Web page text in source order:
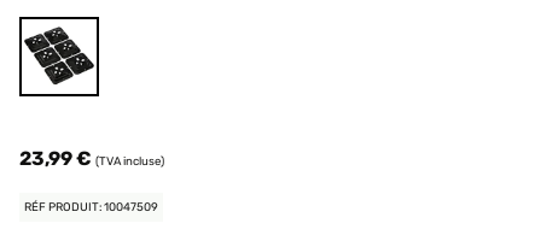
23,99 € (TVA incluse)
RÉF PRODUIT: 10047509